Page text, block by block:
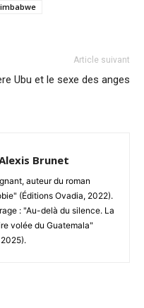
Article suivant
Ubu et le sexe des anges
Brunet
auteur du roman
(Éditions Ovadia, 2022).
: "Au-delà du silence. La
volée du Guatemala"